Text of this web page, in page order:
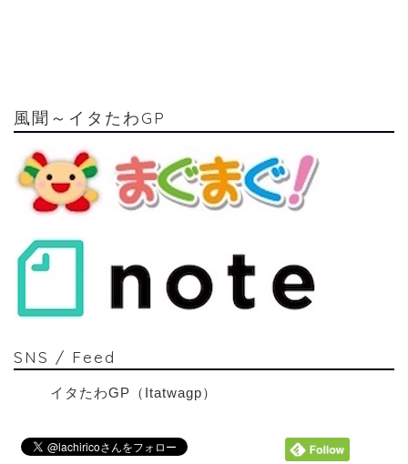
風聞～イタたわGP
SNS / Feed
イタたわGP（Itatwagp）